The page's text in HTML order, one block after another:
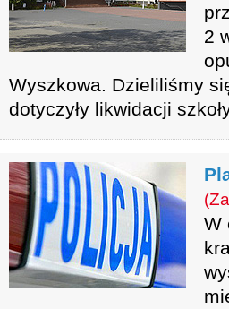
2
Wyszkowa. Dzieliliśmy
dotyczyły likwidacji
W